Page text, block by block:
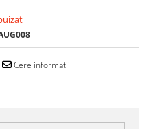
Cere informatii